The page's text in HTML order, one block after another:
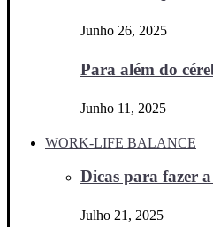
Junho 26, 2025
Para além do
Junho 11, 2025
WORK-LIFE BALANCE
Dicas para fazer
Julho 21, 2025